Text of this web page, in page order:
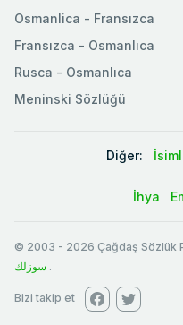
Osmanlica - Fransızca
Fransızca - Osmanlıca
Rusca - Osmanlıca
Meninski Sözlüğü
Diğer:
İhya
© 2003 - 2026 Çağdaş Sözlük
سوزلك .
Bizi takip et